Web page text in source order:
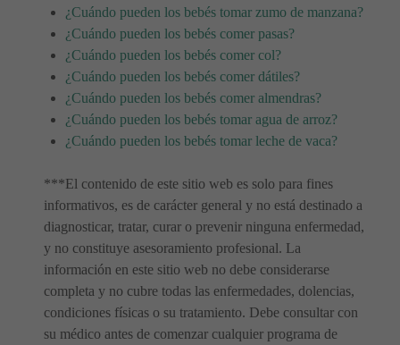
¿Cuándo pueden los bebés tomar zumo de manzana?
¿Cuándo pueden los bebés comer pasas?
¿Cuándo pueden los bebés comer col?
¿Cuándo pueden los bebés comer dátiles?
¿Cuándo pueden los bebés comer almendras?
¿Cuándo pueden los bebés tomar agua de arroz?
¿Cuándo pueden los bebés tomar leche de vaca?
***El contenido de este sitio web es solo para fines
informativos, es de carácter general y no está destinado a
diagnosticar, tratar, curar o prevenir ninguna enfermedad,
y no constituye asesoramiento profesional. La
información en este sitio web no debe considerarse
completa y no cubre todas las enfermedades, dolencias,
condiciones físicas o su tratamiento. Debe consultar con
su médico antes de comenzar cualquier programa de